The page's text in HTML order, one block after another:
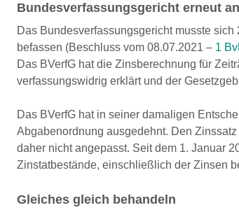
Bundesverfassungsgericht erneut
Das Bundesverfassungsgericht musste
befassen (Beschluss vom 08.07.2021 – 1
Das BVerfG hat die Zinsberechnung für
verfassungswidrig erklärt und der
Das BVerfG hat in seiner damaligen
Abgabenordnung ausgedehnt. Den
daher nicht angepasst. Seit dem 1. Januar
Zinstatbestände, einschließlich der Zinsen
Gleiches gleich behandeln